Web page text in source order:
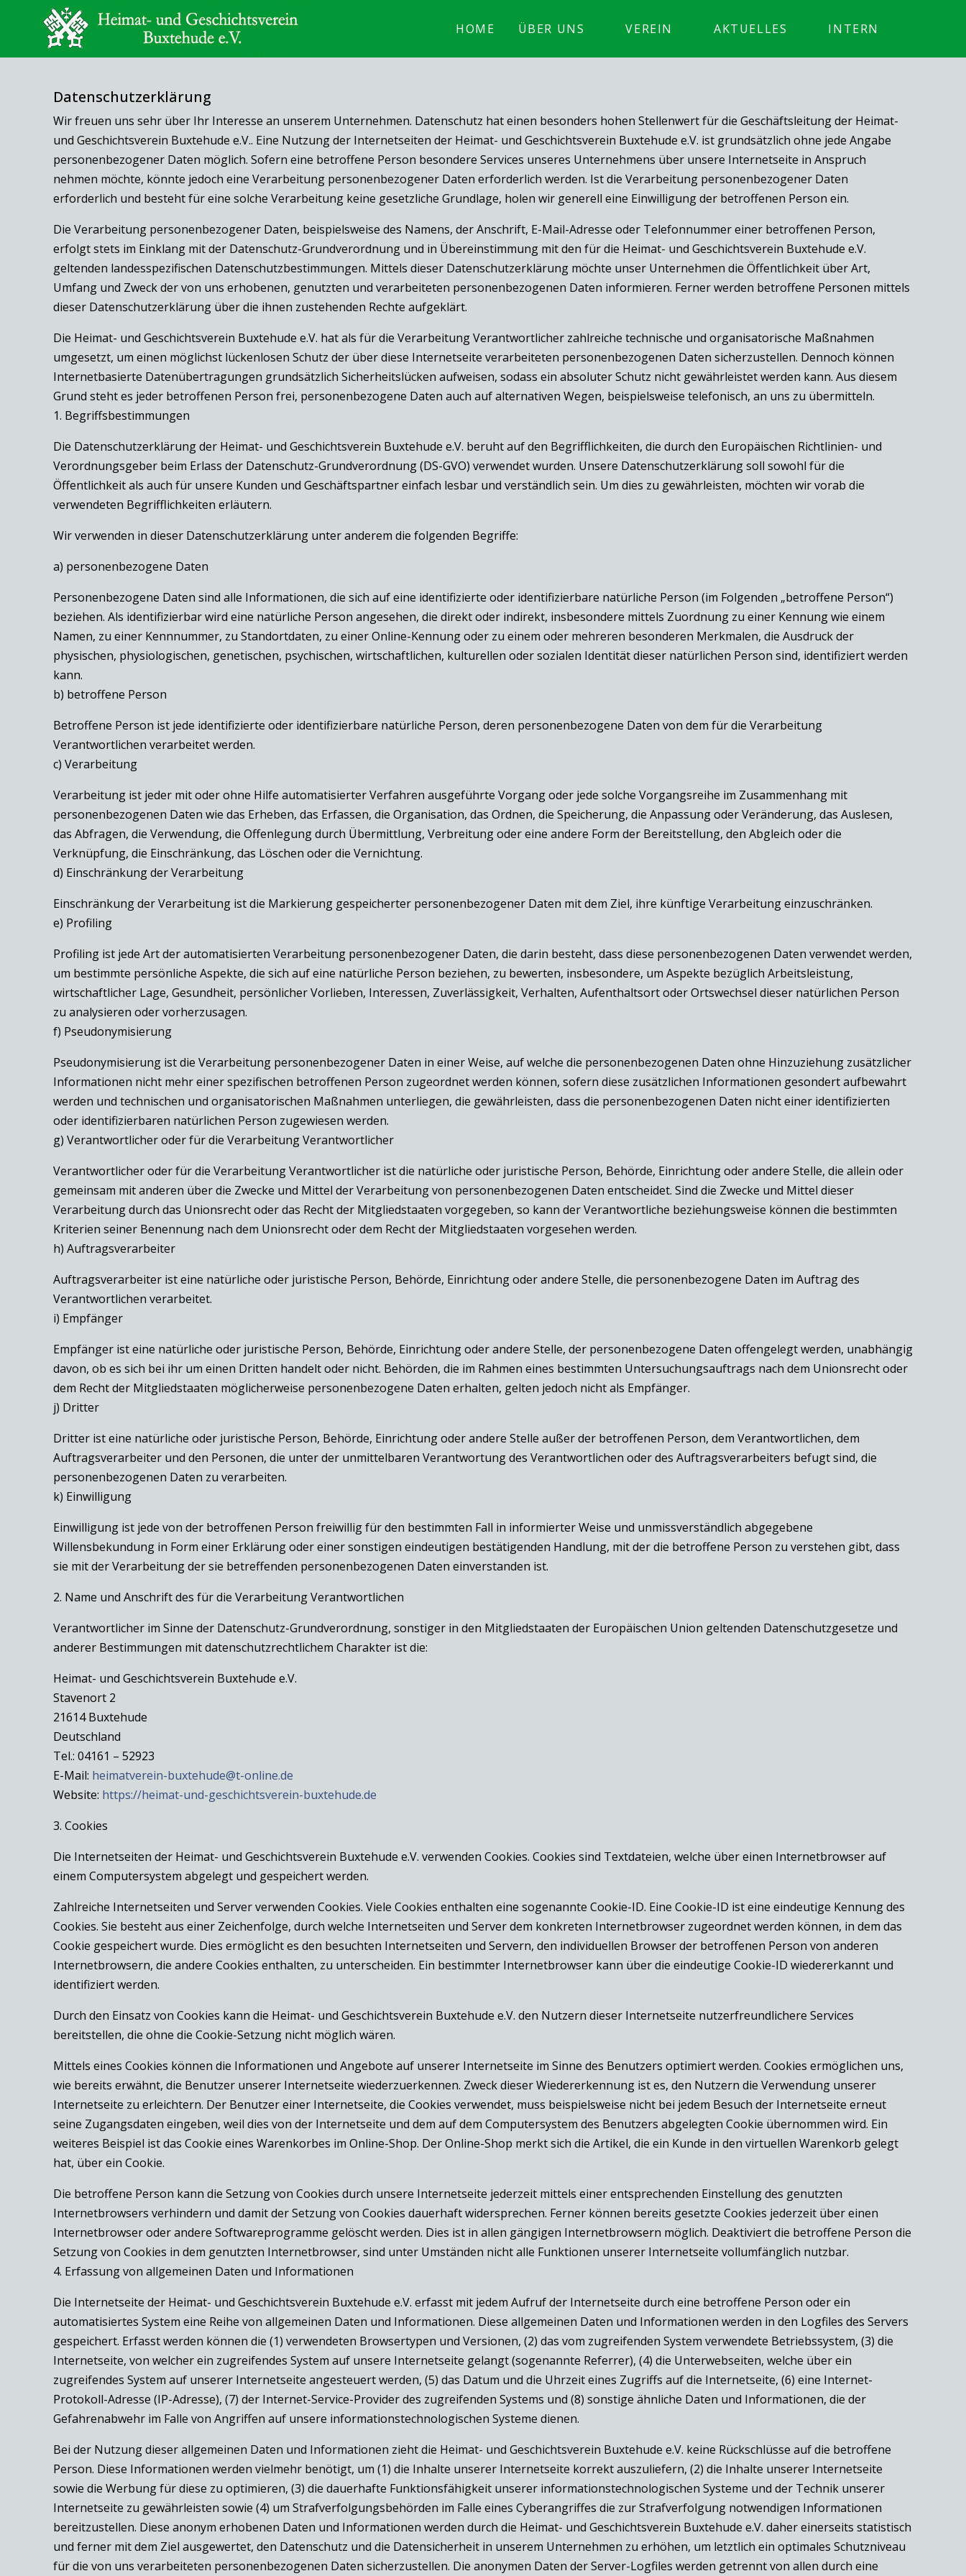
HOME ÜBER UNS VEREIN AKTUELLES INTERN
Datenschutzerklärung
Wir freuen uns sehr über Ihr Interesse an unserem Unternehmen. Datenschutz hat einen besonders hohen Stellenwert für die Geschäftsleitung der Heimat-
und Geschichtsverein Buxtehude e.V.. Eine Nutzung der Internetseiten der Heimat- und Geschichtsverein Buxtehude e.V. ist grundsätzlich ohne jede Angabe
personenbezogener Daten möglich. Sofern eine betroffene Person besondere Services unseres Unternehmens über unsere Internetseite in Anspruch
nehmen möchte, könnte jedoch eine Verarbeitung personenbezogener Daten erforderlich werden. Ist die Verarbeitung personenbezogener Daten
erforderlich und besteht für eine solche Verarbeitung keine gesetzliche Grundlage, holen wir generell eine Einwilligung der betroffenen Person ein.
Die Verarbeitung personenbezogener Daten, beispielsweise des Namens, der Anschrift, E-Mail-Adresse oder Telefonnummer einer betroffenen Person,
erfolgt stets im Einklang mit der Datenschutz-Grundverordnung und in Übereinstimmung mit den für die Heimat- und Geschichtsverein Buxtehude e.V.
geltenden landesspezifischen Datenschutzbestimmungen. Mittels dieser Datenschutzerklärung möchte unser Unternehmen die Öffentlichkeit über Art,
Umfang und Zweck der von uns erhobenen, genutzten und verarbeiteten personenbezogenen Daten informieren. Ferner werden betroffene Personen mittels
dieser Datenschutzerklärung über die ihnen zustehenden Rechte aufgeklärt.
Die Heimat- und Geschichtsverein Buxtehude e.V. hat als für die Verarbeitung Verantwortlicher zahlreiche technische und organisatorische Maßnahmen
umgesetzt, um einen möglichst lückenlosen Schutz der über diese Internetseite verarbeiteten personenbezogenen Daten sicherzustellen. Dennoch können
Internetbasierte Datenübertragungen grundsätzlich Sicherheitslücken aufweisen, sodass ein absoluter Schutz nicht gewährleistet werden kann. Aus diesem
Grund steht es jeder betroffenen Person frei, personenbezogene Daten auch auf alternativen Wegen, beispielsweise telefonisch, an uns zu übermitteln.
1. Begriffsbestimmungen
Die Datenschutzerklärung der Heimat- und Geschichtsverein Buxtehude e.V. beruht auf den Begrifflichkeiten, die durch den Europäischen Richtlinien- und
Verordnungsgeber beim Erlass der Datenschutz-Grundverordnung (DS-GVO) verwendet wurden. Unsere Datenschutzerklärung soll sowohl für die
Öffentlichkeit als auch für unsere Kunden und Geschäftspartner einfach lesbar und verständlich sein. Um dies zu gewährleisten, möchten wir vorab die
verwendeten Begrifflichkeiten erläutern.
Wir verwenden in dieser Datenschutzerklärung unter anderem die folgenden Begriffe:
a) personenbezogene Daten
Personenbezogene Daten sind alle Informationen, die sich auf eine identifizierte oder identifizierbare natürliche Person (im Folgenden „betroffene Person“)
beziehen. Als identifizierbar wird eine natürliche Person angesehen, die direkt oder indirekt, insbesondere mittels Zuordnung zu einer Kennung wie einem
Namen, zu einer Kennnummer, zu Standortdaten, zu einer Online-Kennung oder zu einem oder mehreren besonderen Merkmalen, die Ausdruck der
physischen, physiologischen, genetischen, psychischen, wirtschaftlichen, kulturellen oder sozialen Identität dieser natürlichen Person sind, identifiziert werden
kann.
b) betroffene Person
Betroffene Person ist jede identifizierte oder identifizierbare natürliche Person, deren personenbezogene Daten von dem für die Verarbeitung
Verantwortlichen verarbeitet werden.
c) Verarbeitung
Verarbeitung ist jeder mit oder ohne Hilfe automatisierter Verfahren ausgeführte Vorgang oder jede solche Vorgangsreihe im Zusammenhang mit
personenbezogenen Daten wie das Erheben, das Erfassen, die Organisation, das Ordnen, die Speicherung, die Anpassung oder Veränderung, das Auslesen,
das Abfragen, die Verwendung, die Offenlegung durch Übermittlung, Verbreitung oder eine andere Form der Bereitstellung, den Abgleich oder die
Verknüpfung, die Einschränkung, das Löschen oder die Vernichtung.
d) Einschränkung der Verarbeitung
Einschränkung der Verarbeitung ist die Markierung gespeicherter personenbezogener Daten mit dem Ziel, ihre künftige Verarbeitung einzuschränken.
e) Profiling
Profiling ist jede Art der automatisierten Verarbeitung personenbezogener Daten, die darin besteht, dass diese personenbezogenen Daten verwendet werden,
um bestimmte persönliche Aspekte, die sich auf eine natürliche Person beziehen, zu bewerten, insbesondere, um Aspekte bezüglich Arbeitsleistung,
wirtschaftlicher Lage, Gesundheit, persönlicher Vorlieben, Interessen, Zuverlässigkeit, Verhalten, Aufenthaltsort oder Ortswechsel dieser natürlichen Person
zu analysieren oder vorherzusagen.
f) Pseudonymisierung
Pseudonymisierung ist die Verarbeitung personenbezogener Daten in einer Weise, auf welche die personenbezogenen Daten ohne Hinzuziehung zusätzlicher
Informationen nicht mehr einer spezifischen betroffenen Person zugeordnet werden können, sofern diese zusätzlichen Informationen gesondert aufbewahrt
werden und technischen und organisatorischen Maßnahmen unterliegen, die gewährleisten, dass die personenbezogenen Daten nicht einer identifizierten
oder identifizierbaren natürlichen Person zugewiesen werden.
g) Verantwortlicher oder für die Verarbeitung Verantwortlicher
Verantwortlicher oder für die Verarbeitung Verantwortlicher ist die natürliche oder juristische Person, Behörde, Einrichtung oder andere Stelle, die allein oder
gemeinsam mit anderen über die Zwecke und Mittel der Verarbeitung von personenbezogenen Daten entscheidet. Sind die Zwecke und Mittel dieser
Verarbeitung durch das Unionsrecht oder das Recht der Mitgliedstaaten vorgegeben, so kann der Verantwortliche beziehungsweise können die bestimmten
Kriterien seiner Benennung nach dem Unionsrecht oder dem Recht der Mitgliedstaaten vorgesehen werden.
h) Auftragsverarbeiter
Auftragsverarbeiter ist eine natürliche oder juristische Person, Behörde, Einrichtung oder andere Stelle, die personenbezogene Daten im Auftrag des
Verantwortlichen verarbeitet.
i) Empfänger
Empfänger ist eine natürliche oder juristische Person, Behörde, Einrichtung oder andere Stelle, der personenbezogene Daten offengelegt werden, unabhängig
davon, ob es sich bei ihr um einen Dritten handelt oder nicht. Behörden, die im Rahmen eines bestimmten Untersuchungsauftrags nach dem Unionsrecht oder
dem Recht der Mitgliedstaaten möglicherweise personenbezogene Daten erhalten, gelten jedoch nicht als Empfänger.
j) Dritter
Dritter ist eine natürliche oder juristische Person, Behörde, Einrichtung oder andere Stelle außer der betroffenen Person, dem Verantwortlichen, dem
Auftragsverarbeiter und den Personen, die unter der unmittelbaren Verantwortung des Verantwortlichen oder des Auftragsverarbeiters befugt sind, die
personenbezogenen Daten zu verarbeiten.
k) Einwilligung
Einwilligung ist jede von der betroffenen Person freiwillig für den bestimmten Fall in informierter Weise und unmissverständlich abgegebene
Willensbekundung in Form einer Erklärung oder einer sonstigen eindeutigen bestätigenden Handlung, mit der die betroffene Person zu verstehen gibt, dass
sie mit der Verarbeitung der sie betreffenden personenbezogenen Daten einverstanden ist.
2. Name und Anschrift des für die Verarbeitung Verantwortlichen
Verantwortlicher im Sinne der Datenschutz-Grundverordnung, sonstiger in den Mitgliedstaaten der Europäischen Union geltenden Datenschutzgesetze und
anderer Bestimmungen mit datenschutzrechtlichem Charakter ist die:
Heimat- und Geschichtsverein Buxtehude e.V.
Stavenort 2
21614 Buxtehude
Deutschland
Tel.: 04161 – 52923
E-Mail: heimatverein-buxtehude@t-online.de
Website: https://heimat-und-geschichtsverein-buxtehude.de
3. Cookies
Die Internetseiten der Heimat- und Geschichtsverein Buxtehude e.V. verwenden Cookies. Cookies sind Textdateien, welche über einen Internetbrowser auf
einem Computersystem abgelegt und gespeichert werden.
Zahlreiche Internetseiten und Server verwenden Cookies. Viele Cookies enthalten eine sogenannte Cookie-ID. Eine Cookie-ID ist eine eindeutige Kennung des
Cookies. Sie besteht aus einer Zeichenfolge, durch welche Internetseiten und Server dem konkreten Internetbrowser zugeordnet werden können, in dem das
Cookie gespeichert wurde. Dies ermöglicht es den besuchten Internetseiten und Servern, den individuellen Browser der betroffenen Person von anderen
Internetbrowsern, die andere Cookies enthalten, zu unterscheiden. Ein bestimmter Internetbrowser kann über die eindeutige Cookie-ID wiedererkannt und
identifiziert werden.
Durch den Einsatz von Cookies kann die Heimat- und Geschichtsverein Buxtehude e.V. den Nutzern dieser Internetseite nutzerfreundlichere Services
bereitstellen, die ohne die Cookie-Setzung nicht möglich wären.
Mittels eines Cookies können die Informationen und Angebote auf unserer Internetseite im Sinne des Benutzers optimiert werden. Cookies ermöglichen uns,
wie bereits erwähnt, die Benutzer unserer Internetseite wiederzuerkennen. Zweck dieser Wiedererkennung ist es, den Nutzern die Verwendung unserer
Internetseite zu erleichtern. Der Benutzer einer Internetseite, die Cookies verwendet, muss beispielsweise nicht bei jedem Besuch der Internetseite erneut
seine Zugangsdaten eingeben, weil dies von der Internetseite und dem auf dem Computersystem des Benutzers abgelegten Cookie übernommen wird. Ein
weiteres Beispiel ist das Cookie eines Warenkorbes im Online-Shop. Der Online-Shop merkt sich die Artikel, die ein Kunde in den virtuellen Warenkorb gelegt
hat, über ein Cookie.
Die betroffene Person kann die Setzung von Cookies durch unsere Internetseite jederzeit mittels einer entsprechenden Einstellung des genutzten
Internetbrowsers verhindern und damit der Setzung von Cookies dauerhaft widersprechen. Ferner können bereits gesetzte Cookies jederzeit über einen
Internetbrowser oder andere Softwareprogramme gelöscht werden. Dies ist in allen gängigen Internetbrowsern möglich. Deaktiviert die betroffene Person die
Setzung von Cookies in dem genutzten Internetbrowser, sind unter Umständen nicht alle Funktionen unserer Internetseite vollumfänglich nutzbar.
4. Erfassung von allgemeinen Daten und Informationen
Die Internetseite der Heimat- und Geschichtsverein Buxtehude e.V. erfasst mit jedem Aufruf der Internetseite durch eine betroffene Person oder ein
automatisiertes System eine Reihe von allgemeinen Daten und Informationen. Diese allgemeinen Daten und Informationen werden in den Logfiles des Servers
gespeichert. Erfasst werden können die (1) verwendeten Browsertypen und Versionen, (2) das vom zugreifenden System verwendete Betriebssystem, (3) die
Internetseite, von welcher ein zugreifendes System auf unsere Internetseite gelangt (sogenannte Referrer), (4) die Unterwebseiten, welche über ein
zugreifendes System auf unserer Internetseite angesteuert werden, (5) das Datum und die Uhrzeit eines Zugriffs auf die Internetseite, (6) eine Internet-
Protokoll-Adresse (IP-Adresse), (7) der Internet-Service-Provider des zugreifenden Systems und (8) sonstige ähnliche Daten und Informationen, die der
Gefahrenabwehr im Falle von Angriffen auf unsere informationstechnologischen Systeme dienen.
Bei der Nutzung dieser allgemeinen Daten und Informationen zieht die Heimat- und Geschichtsverein Buxtehude e.V. keine Rückschlüsse auf die betroffene
Person. Diese Informationen werden vielmehr benötigt, um (1) die Inhalte unserer Internetseite korrekt auszuliefern, (2) die Inhalte unserer Internetseite
sowie die Werbung für diese zu optimieren, (3) die dauerhafte Funktionsfähigkeit unserer informationstechnologischen Systeme und der Technik unserer
Internetseite zu gewährleisten sowie (4) um Strafverfolgungsbehörden im Falle eines Cyberangriffes die zur Strafverfolgung notwendigen Informationen
bereitzustellen. Diese anonym erhobenen Daten und Informationen werden durch die Heimat- und Geschichtsverein Buxtehude e.V. daher einerseits statistisch
und ferner mit dem Ziel ausgewertet, den Datenschutz und die Datensicherheit in unserem Unternehmen zu erhöhen, um letztlich ein optimales Schutzniveau
für die von uns verarbeiteten personenbezogenen Daten sicherzustellen. Die anonymen Daten der Server-Logfiles werden getrennt von allen durch eine